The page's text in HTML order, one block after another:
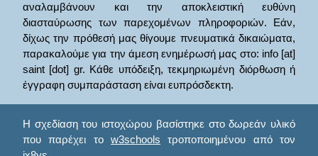
αναλαμβάνουν και την αποκλειστική ευθύνη
διασταύρωσης των παρεχομένων πληροφοριών. Εάν,
δίχως την πρόθεσή μας θίγουμε πνευματικά δικαιώματα,
παρακαλούμε για την άμεση ενημέρωσή μας στο: info [at]
saint [dot] gr. Κάθε υπόδειξη, τεκμηριωμένη διόρθωση ή
έγγραφη συμπαράσταση είναι ευπρόσδεκτη.
Η σχεδίαση του ιστοχώρου βασίστηκε στο δωρεάν υλικό
που παρέχει το w3schools τροποποιημένου από τον